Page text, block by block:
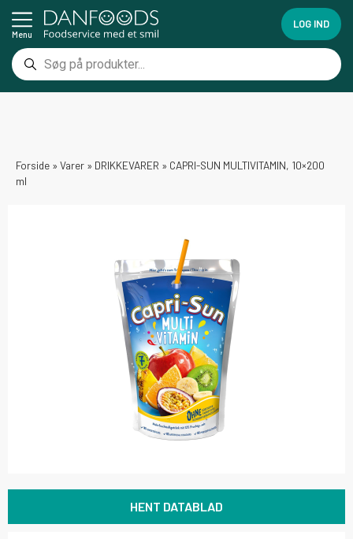
Menu
LOG IND
Forside » Varer » DRIKKEVARER » CAPRI-SUN MULTIVITAMIN, 10×200
ml
HENT DATABLAD